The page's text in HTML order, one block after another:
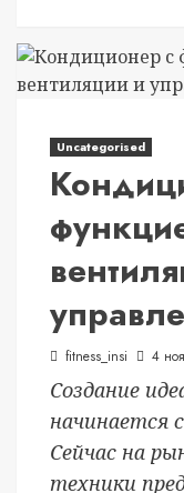
Uncategorised
fitness_insi 4
Создание
начинается
Сейчас на
техники